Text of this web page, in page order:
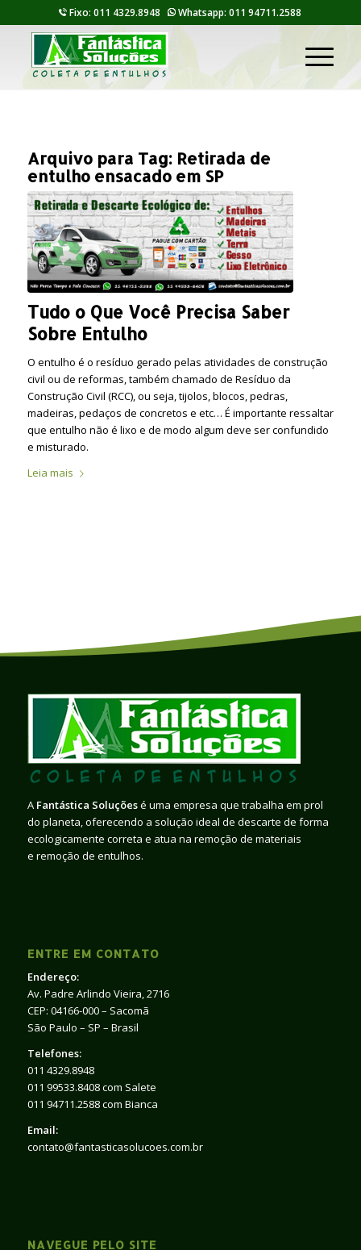
Fixo: 011 4329.8948 Whatsapp: 011 94711.2588
Arquivo para Tag: Retirada de
entulho ensacado em SP
Tudo o Que Você Precisa Saber
Sobre Entulho
O entulho é o resíduo gerado pelas atividades de construção
civil ou de reformas, também chamado de Resíduo da
Construção Civil (RCC), ou seja, tijolos, blocos, pedras,
madeiras, pedaços de concretos e etc… É importante ressaltar
que entulho não é lixo e de modo algum deve ser confundido
e misturado.
Leia mais
A Fantástica Soluçõesé uma empresa que trabalha em prol
do planeta, oferecendo a solução ideal de descarte de forma
ecologicamente correta e atua na remoção de materiais
e remoção de entulhos.
ENTRE EM CONTATO
Endereço:
Av. Padre Arlindo Vieira, 2716
CEP: 04166-000 – Sacomã
São Paulo – SP – Brasil
Telefones:
011 4329.8948
011 99533.8408 com Salete
011 94711.2588 com Bianca
Email:
contato@fantasticasolucoes.com.br
NAVEGUE PELO SITE